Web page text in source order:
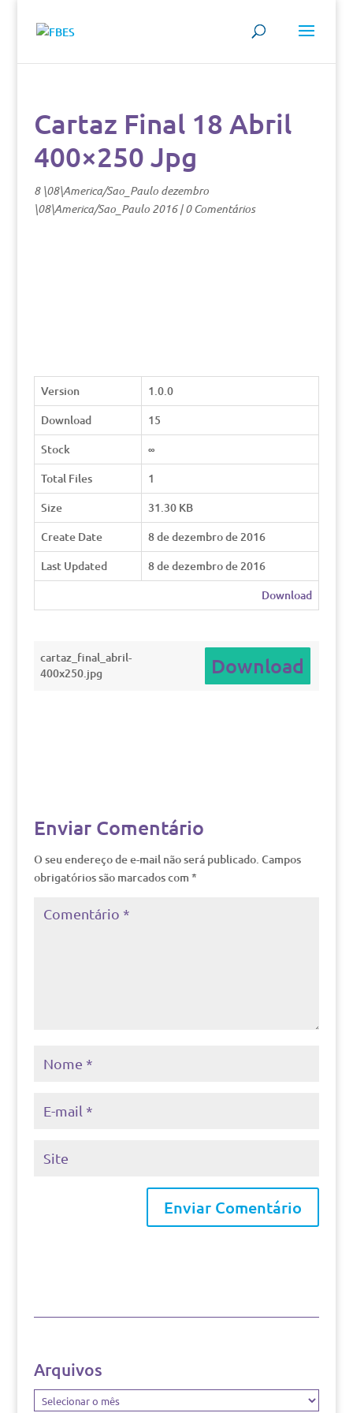
Cartaz Final 18 Abril
400×250 Jpg
8 \08\America/Sao_Paulo dezembro
\08\America/Sao_Paulo 2016|0 Comentários
Version
1.0.0
Download
15
Stock
∞
Total Files
1
Size
31.30 KB
Create Date
8 de dezembro de 2016
Last Updated
8 de dezembro de 2016
Download
cartaz_final_abril-
400x250.jpg
Download
Enviar Comentário
O seu endereço de e-mail não será publicado. Campos
obrigatórios são marcados com *
Arquivos
Arquivos